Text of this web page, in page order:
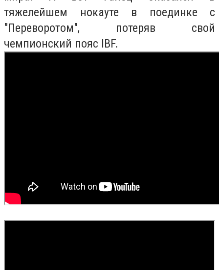
тяжелейшем нокауте в поединке с
"Переворотом", потеряв свой
чемпионский пояс IBF.